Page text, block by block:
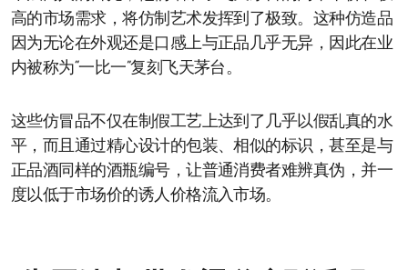
高的市场需求，将仿制艺术发挥到了极致。这种仿造品
因为无论在外观还是口感上与正品几乎无异，因此在业
内被称为“一比一”复刻飞天茅台。
这些仿冒品不仅在制假工艺上达到了几乎以假乱真的水
平，而且通过精心设计的包装、相似的标识，甚至是与
正品酒同样的酒瓶编号，让普通消费者难辨真伪，并一
度以低于市场价的诱人价格流入市场。